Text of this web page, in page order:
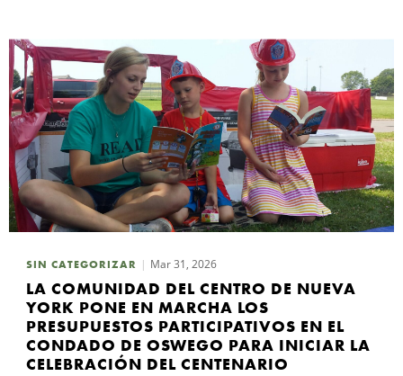
SIN CATEGORIZAR Mar 31, 2026
LA COMUNIDAD DEL CENTRO DE NUEVA
YORK PONE EN MARCHA LOS
PRESUPUESTOS PARTICIPATIVOS EN EL
CONDADO DE OSWEGO PARA INICIAR LA
CELEBRACIÓN DEL CENTENARIO